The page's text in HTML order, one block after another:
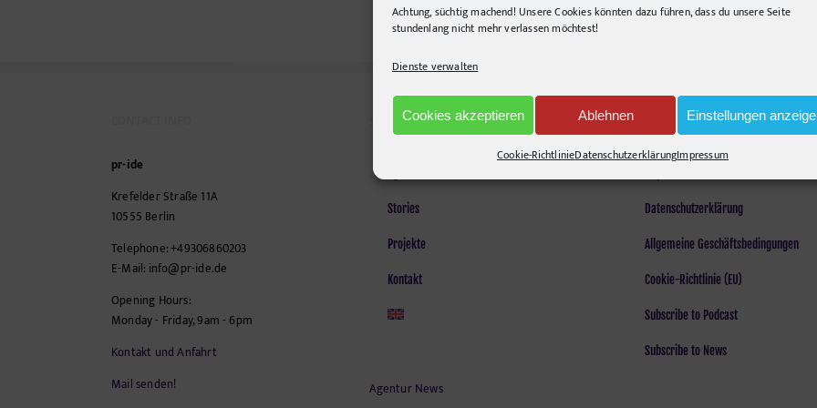
Achtung, süchtig machend! Unsere Cookies könnten dazu führen, dass du unsere Seite
stundenlang nicht mehr verlassen möchtest!
Dienste verwalten
Cookies akzeptieren Ablehnen Einstellungen
Cookie-RichtlinieDatenschutzerklärungImpressum
3D
pr-ide
Krefelder Straße 11A
10555 Berlin
Telephone:+49306860203
E-Mail: info@pr-ide.de
Opening Hours:
Monday - Friday, 9am - 6pm
Kontakt und Anfahrt
Mail senden!
SEITEN
Stories
Projekte
Kontakt
Agentur News
LEGAL
Datenschutzerklärung
Allgemeine Geschäftsbedingungen
Cookie-Richtlinie (EU)
Subscribe to Podcast
Subscribe to News